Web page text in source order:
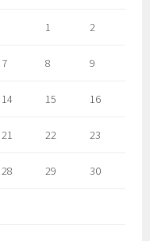
1 2
7 8 9
14 15 16
21 22 23
28 29 30